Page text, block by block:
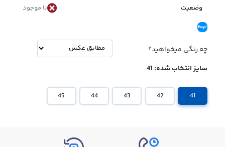
وضعیت
نا موجود
چه رنگی میخواهید؟
سایز انتخاب شده: 41
41
42
43
44
45